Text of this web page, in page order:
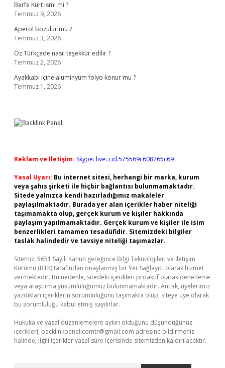
Berfe Kürt ismi mi ?
Temmuz 9, 2026
Aperol bozulur mu ?
Temmuz 3, 2026
Öz Türkçede nasıl teşekkür edilir ?
Temmuz 2, 2026
Ayakkabi içine alüminyum folyo konur mu ?
Temmuz 1, 2026
Reklam ve İletişim: Skype: live:.cid.575569c608265c69
Yasal Uyarı: Bu internet sitesi, herhangi bir marka, kurum
veya şahıs şirketi ile hiçbir bağlantısı bulunmamaktadır.
Sitede yalnızca kendi hazırladığımız makaleler
paylaşılmaktadır. Burada yer alan içerikler haber niteliği
taşımamakta olup, gerçek kurum ve kişiler hakkında
paylaşım yapılmamaktadır. Gerçek kurum ve kişiler ile isim
benzerlikleri tamamen tesadüfidir. Sitemizdeki bilgiler
taslak halindedir ve tavsiye niteliği taşımazlar.
Sitemiz, 5651 Sayılı Kanun gereğince Bilgi Teknolojileri ve İletişim
Kurumu (BTK) tarafından onaylanmış bir Yer Sağlayıcı olarak hizmet
vermektedir. Bu nedenle, sitedeki içerikleri proaktif olarak denetleme
veya araştırma yükümlülüğümüz bulunmamaktadır. Ancak, üyelerimiz
yazdıkları içeriklerin sorumluluğunu taşımakta olup, siteye üye olarak
bu sorumluluğu kabul etmiş sayılırlar.
Hukuka ve yasal düzenlemelere aykırı olduğunu düşündüğünüz
içerikleri, backlinkpanelicomtr@gmail.com adresine bildirmeniz
halinde, ilgili içerikler yasal süre içerisinde sitemizden kaldırılacaktır.